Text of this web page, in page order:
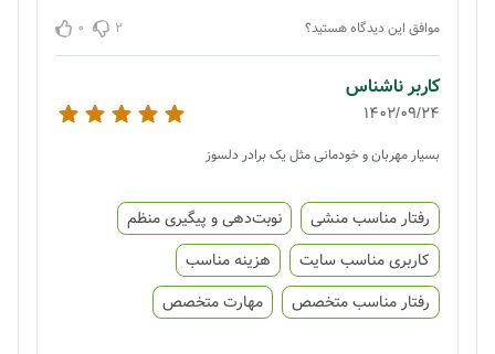
موافق این دیدگاه هستید؟ 2
0
کاربر ناشناس
1402/09/24
بسیار مهربان و خودمانی مثل یک برادر دلسوز
رفتار مناسب منشی
نوبت‌دهی و پیگیری منظم
کاربری مناسب سایت
هزینه مناسب
رفتار مناسب متخصص
مهارت متخصص